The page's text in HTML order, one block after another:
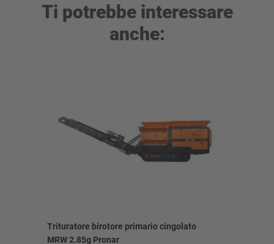
Ti potrebbe interessare
anche:
Trituratore birotore primario cingolato
MRW 2.85g Pronar